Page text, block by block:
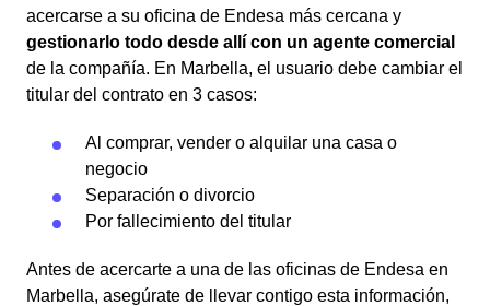
acercarse a su oficina de Endesa más cercana y
gestionarlo todo desde allí con un agente comercial
de la compañía. En Marbella, el usuario debe cambiar el
titular del contrato en 3 casos:
Al comprar, vender o alquilar una casa o
negocio
Separación o divorcio
Por fallecimiento del titular
Antes de acercarte a una de las oficinas de Endesa en
Marbella, asegúrate de llevar contigo esta información,